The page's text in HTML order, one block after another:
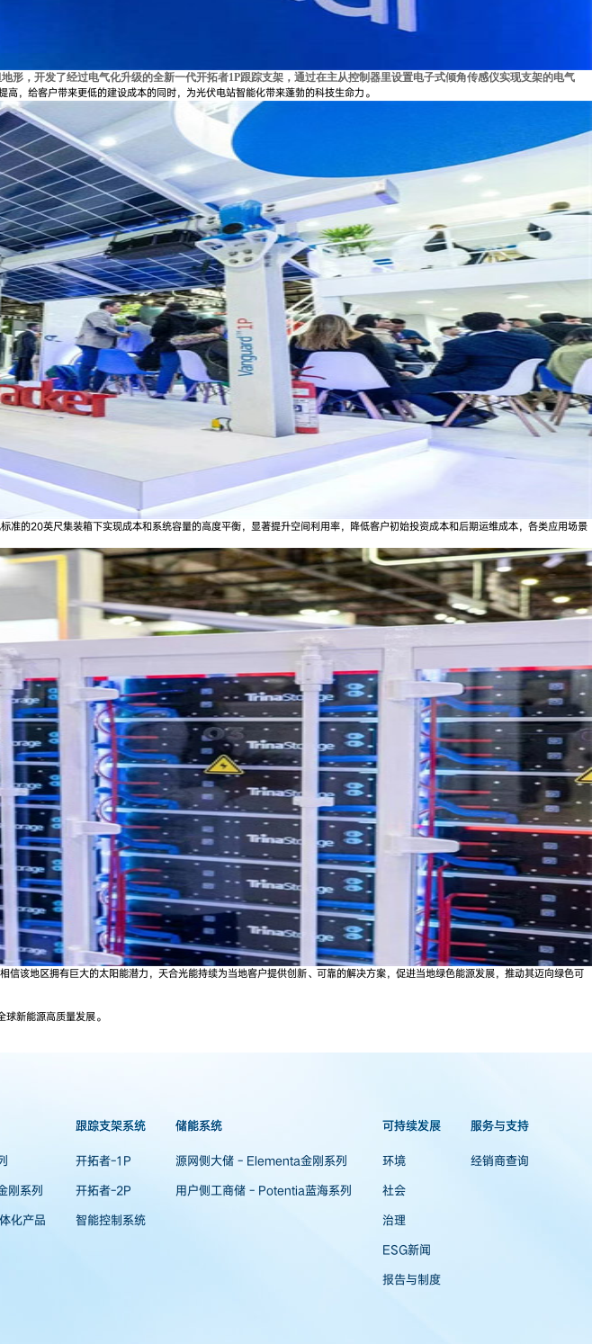
形，开发了经过电气化升级的全新一代开拓者1P跟踪支架，通过在主从控制器里设置电子式倾角传感仪实现支架的电气
高，给客户带来更低的建设成本的同时，为光伏电站智能化带来蓬勃的科技生命力。
的20英尺集装箱下实现成本和系统容量的高度平衡，显著提升空间利用率，降低客户初始投资成本和后期运维成本，各类应用场景
区拥有巨大的太阳能潜力，天合光能持续为当地客户提供创新、可靠的解决方案，促进当地绿色能源发展，推动其迈向绿色可
新能源高质量发展。
刚系列
化产品
跟踪支架系统
开拓者-1P
开拓者-2P
智能控制系统
储能系统
源网侧大储 - Elementa金刚系列
用户侧工商储 - Potentia蓝海系列
可持续发展
环境
社会
治理
ESG新闻
报告与制度
服务与支持
经销商查询